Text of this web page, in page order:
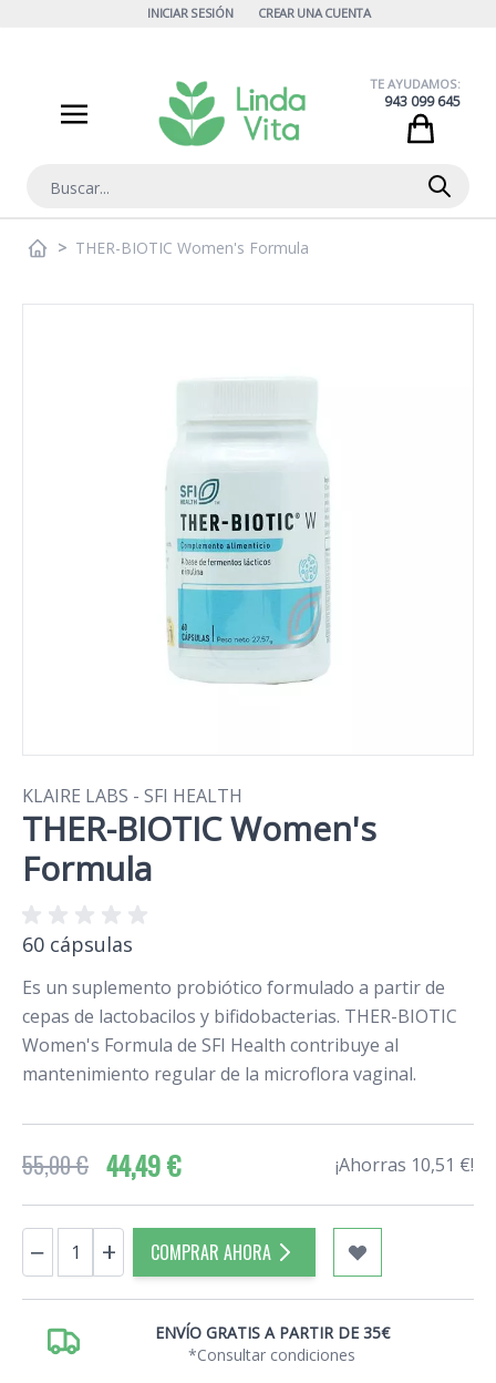
INICIAR SESIÓN CREAR UNA CUENTA
Buscar
TE AYUDAMOS:
943 099 645
> THER-BIOTIC Women's Formula
KLAIRE LABS - SFI HEALTH
THER-BIOTIC Women's
Formula
60 cápsulas
Es un suplemento probiótico formulado a partir de
cepas de lactobacilos y bifidobacterias. THER-BIOTIC
Women's Formula de SFI Health contribuye al
mantenimiento regular de la microflora vaginal.
55,00 € 44,49 € ¡Ahorras 10,51 €!
Cantidad
− + COMPRAR AHORA
ENVÍO GRATIS A PARTIR DE 35€
*Consultar condiciones